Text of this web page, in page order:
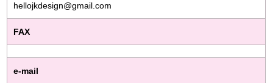
hellojkdesign@gmail.com
FAX
e-mail